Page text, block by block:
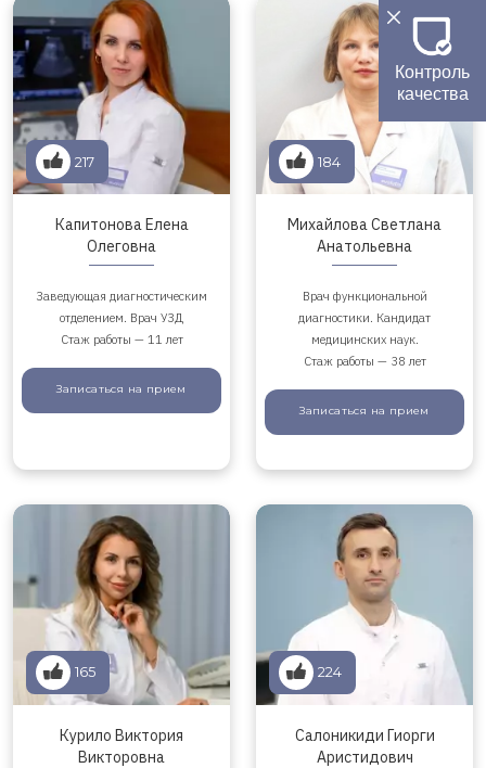
217
Капитонова Елена
Олеговна
Заведующая диагностическим
отделением. Врач УЗД
Стаж работы — 11 лет
Записаться на прием
184
Михайлова Светлана
Анатольевна
Врач функциональной
диагностики. Кандидат
медицинских наук.
Стаж работы — 38 лет
Записаться на прием
165
Курило Виктория
Викторовна
224
Салоникиди Гиорги
Аристидович
Контроль
качества